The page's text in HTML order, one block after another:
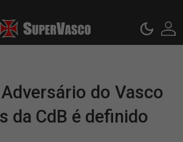
do Vasco
da CdB é definido